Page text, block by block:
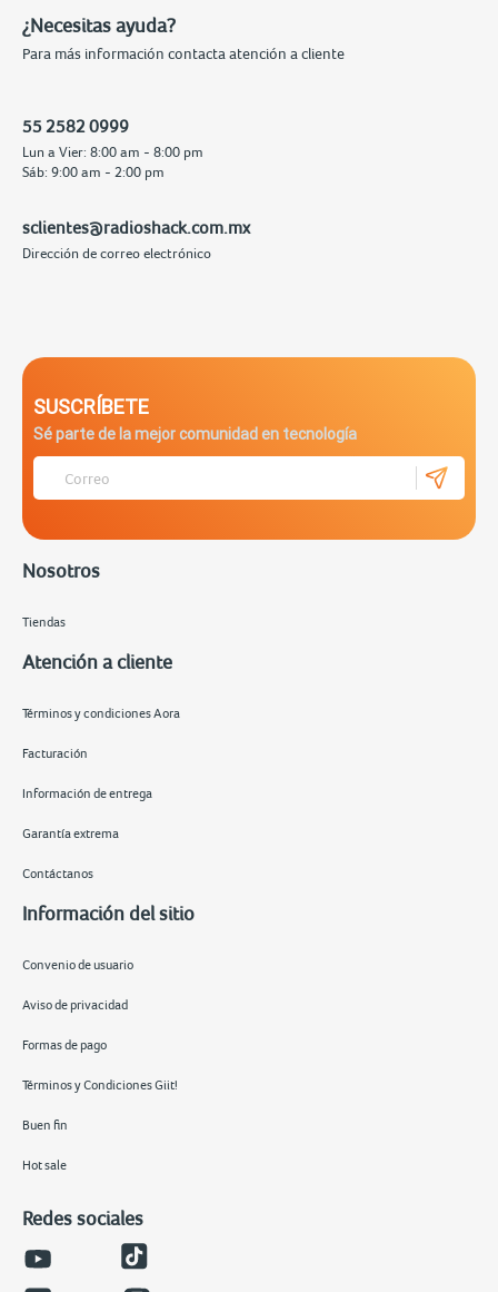
¿Necesitas ayuda?
Para más información contacta atención a cliente
55 2582 0999
Lun a Vier: 8:00 am - 8:00 pm
Sáb: 9:00 am - 2:00 pm
sclientes@radioshack.com.mx
Dirección de correo electrónico
SUSCRÍBETE
Sé parte de la mejor comunidad en tecnología
Nosotros
Tiendas
Atención a cliente
Términos y condiciones Aora
Facturación
Información de entrega
Garantía extrema
Contáctanos
Información del sitio
Convenio de usuario
Aviso de privacidad
Formas de pago
Términos y Condiciones Giit!
Buen fin
Hot sale
Redes sociales